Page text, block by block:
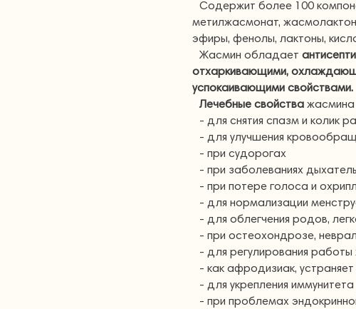
Содержит более 100
метилжасмонат,
эфиры, фенолы, лактоны,
Жасмин обладает
отхаркивающими,
успокаивающими свойствами.
Лечебные свойства жасмина
- для снятия спазм и колик
- для улучшения
- при судорогах
- при заболеваниях
- при потере голоса и
- для нормализации
- для облегчения родов,
- при остеохондрозе,
- для регулирования работы
- как афродизиак,
- для укрепления иммунитета
- при проблемах